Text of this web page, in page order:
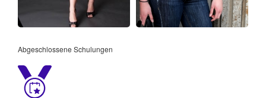
Abgeschlossene Schulungen